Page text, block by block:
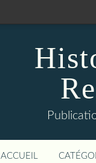
ACCUEIL